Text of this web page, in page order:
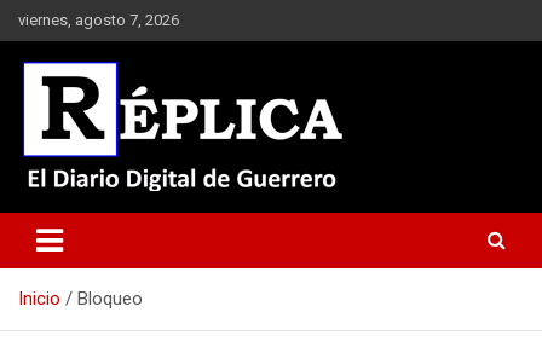
Saltar
al
contenido
viernes, agosto 7, 2026
Réplica
Inicio Bloqueo